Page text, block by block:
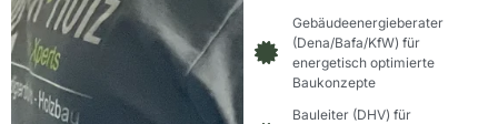
Gebäudeenergieberater
(Dena/Bafa/KfW) für
energetisch optimierte
Baukonzepte
Bauleiter (DHV) für